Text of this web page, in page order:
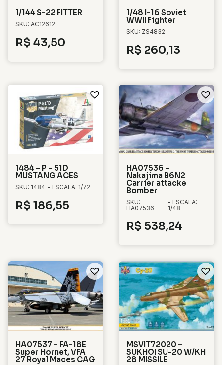
1/144 S-22 FITTER
SKU: AC12612
R$ 43,50
1/48 I-16 Soviet
WWII Fighter
SKU: ZS4832
R$ 260,13
1484 – P – 51D
MUSTANG ACES
SKU: 1484 - ESCALA: 1/72
R$ 186,55
HA07536 –
Nakajima B6N2
Carrier attacke
Bomber
SKU:
HA07536
- ESCALA:
1/48
R$ 538,24
HA07537 – FA-18E
Super Hornet, VFA
27 Royal Maces CAG
MSVIT72020 –
SUKHOI SU-20 W/KH
28 MISSILE